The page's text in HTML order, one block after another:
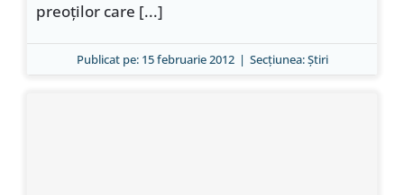
preoţilor care [...]
Publicat pe: 15 februarie 2012 | Secțiunea:Ştiri